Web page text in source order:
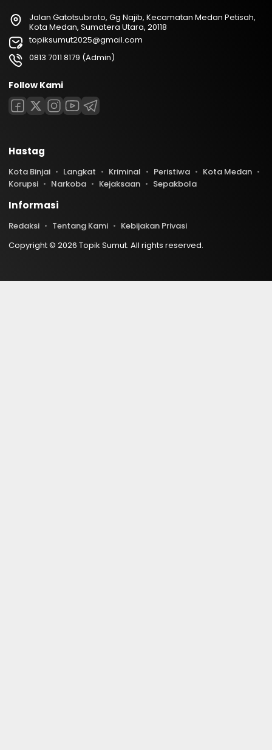
Jalan Gatotsubroto, Gg Najib, Kecamatan Medan Petisah,
Kota Medan, Sumatera Utara, 20118
topiksumut2025@gmail.com
0813 7011 8179 (Admin)
Follow Kami
Hastag
Kota Binjai Langkat Kriminal Peristiwa
Kota Medan
Korupsi
Narkoba Kejaksaan Sepakbola
Informasi
Redaksi Tentang Kami
Kebijakan Privasi
Copyright © 2026 Topik Sumut. All rights reserved.